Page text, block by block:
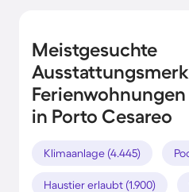
Meistgesuchte
in Porto Cesareo
Klimaanlage (4.445)
Haustier erlaubt (1.900)